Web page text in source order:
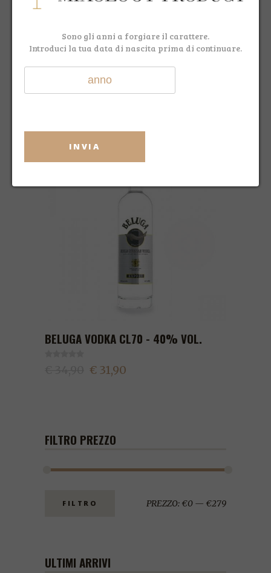
GREY GOOSE 3L
€ 276,00 € 199,90
BELUGA VODKA CL70 - 40% VOL.
€ 31,90
FILTRO PREZZO
FILTRO PREZZO: €0 — €279
ULTIMI ARRIVI
Sono gli anni a forgiare il carattere.
Introduci la tua data di nascita prima di continuare.
INVIA